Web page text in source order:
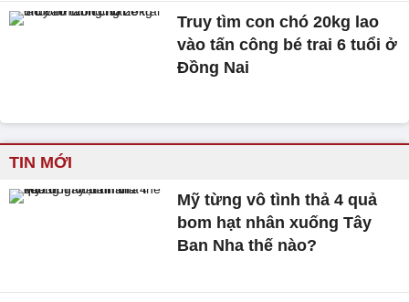
Truy tìm con chó 20kg lao
vào tấn công bé trai 6 tuổi ở
Đồng Nai
TIN MỚI
Mỹ từng vô tình thả 4 quả
bom hạt nhân xuống Tây
Ban Nha thế nào?